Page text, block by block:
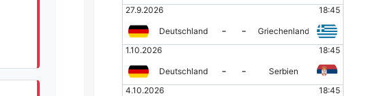
27.9.2026
18:45
Deutschland - -
Griechenland
1.10.2026
18:45
Deutschland - -
Serbien
4.10.2026
18:45